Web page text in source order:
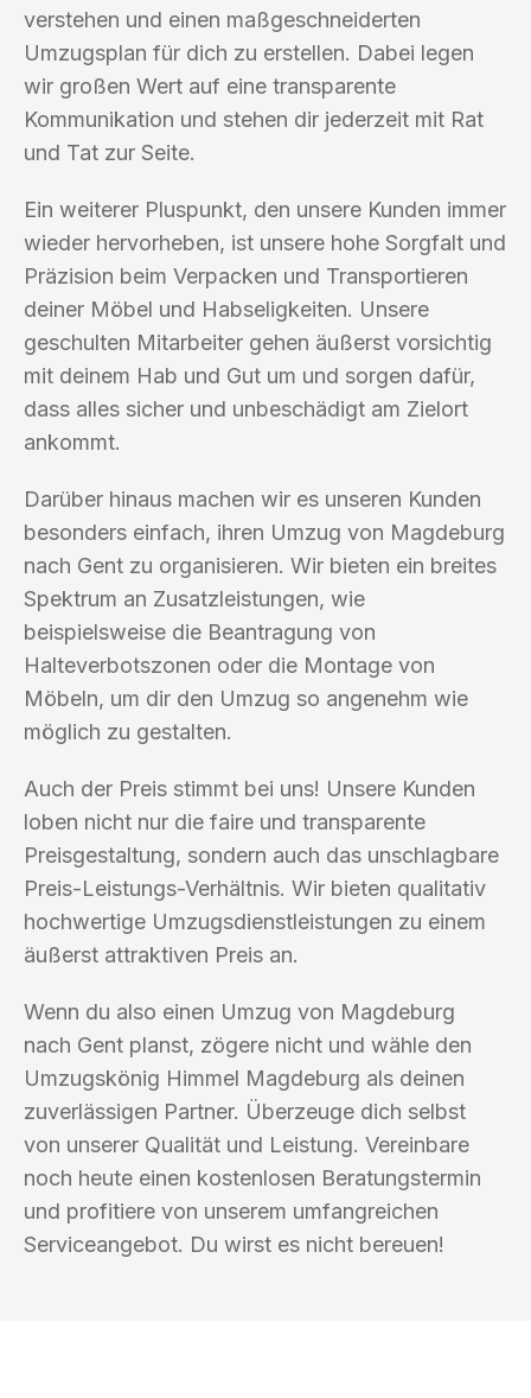
verstehen und einen maßgeschneiderten
Umzugsplan für dich zu erstellen. Dabei legen
wir großen Wert auf eine transparente
Kommunikation und stehen dir jederzeit mit Rat
und Tat zur Seite.
Ein weiterer Pluspunkt, den unsere Kunden immer
wieder hervorheben, ist unsere hohe Sorgfalt und
Präzision beim Verpacken und Transportieren
deiner Möbel und Habseligkeiten. Unsere
geschulten Mitarbeiter gehen äußerst vorsichtig
mit deinem Hab und Gut um und sorgen dafür,
dass alles sicher und unbeschädigt am Zielort
ankommt.
Darüber hinaus machen wir es unseren Kunden
besonders einfach, ihren Umzug von Magdeburg
nach Gent zu organisieren. Wir bieten ein breites
Spektrum an Zusatzleistungen, wie
beispielsweise die Beantragung von
Halteverbotszonen oder die Montage von
Möbeln, um dir den Umzug so angenehm wie
möglich zu gestalten.
Auch der Preis stimmt bei uns! Unsere Kunden
loben nicht nur die faire und transparente
Preisgestaltung, sondern auch das unschlagbare
Preis-Leistungs-Verhältnis. Wir bieten qualitativ
hochwertige Umzugsdienstleistungen zu einem
äußerst attraktiven Preis an.
Wenn du also einen Umzug von Magdeburg
nach Gent planst, zögere nicht und wähle den
Umzugskönig Himmel Magdeburg als deinen
zuverlässigen Partner. Überzeuge dich selbst
von unserer Qualität und Leistung. Vereinbare
noch heute einen kostenlosen Beratungstermin
und profitiere von unserem umfangreichen
Serviceangebot. Du wirst es nicht bereuen!